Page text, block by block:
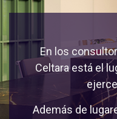
En los
Celtara está el
Además de